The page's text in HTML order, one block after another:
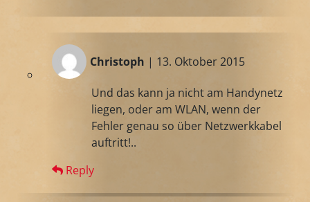
Christoph | 13. Oktober 2015
Und das kann ja nicht am Handynetz
liegen, oder am WLAN, wenn der
Fehler genau so über Netzwerkkabel
auftritt!..
Reply